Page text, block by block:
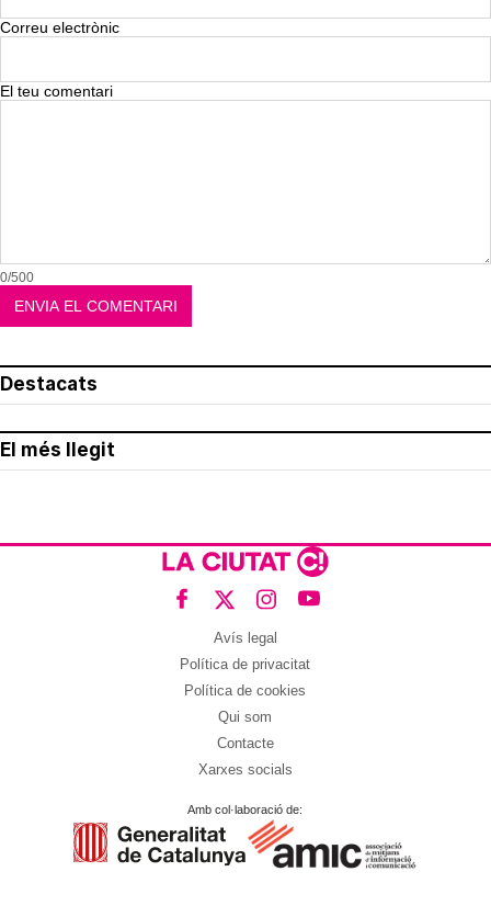
Correu electrònic
El teu comentari
0/500
Destacats
El més llegit
Avís legal
Política de privacitat
Política de cookies
Qui som
Contacte
Xarxes socials
Amb col·laboració de: